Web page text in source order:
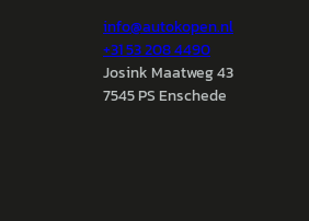
info@autokopen.nl
+31 53 208 4490
Josink Maatweg 43
7545 PS Enschede